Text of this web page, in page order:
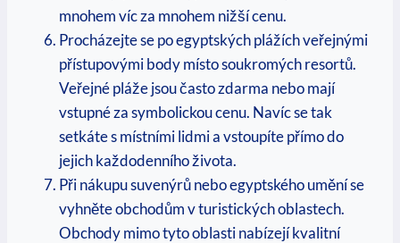
mnohem víc za ⁤mnohem nižší cenu.
Procházejte se po ​egyptských plážích veřejnými
přístupovými body místo ‍soukromých resortů.
Veřejné pláže jsou často zdarma​ nebo mají
vstupné‍ za⁣ symbolickou cenu. Navíc se tak
setkáte s místními ⁢lidmi a vstoupíte přímo do
jejich každodenního života.
Při nákupu suvenýrů nebo egyptského umění‍ se
vyhněte obchodům v ⁢turistických oblastech.
Obchody⁣ mimo tyto oblasti nabízejí ⁤kvalitní‌